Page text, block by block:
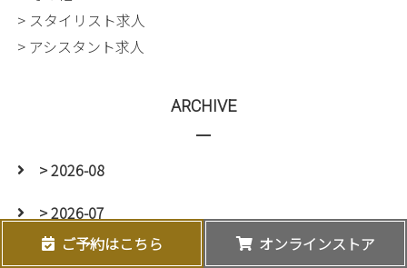
> スタイリスト求人
> アシスタント求人
ARCHIVE
> 2026-08
> 2026-07
> 2026-06
ご予約はこちら オンラインストア